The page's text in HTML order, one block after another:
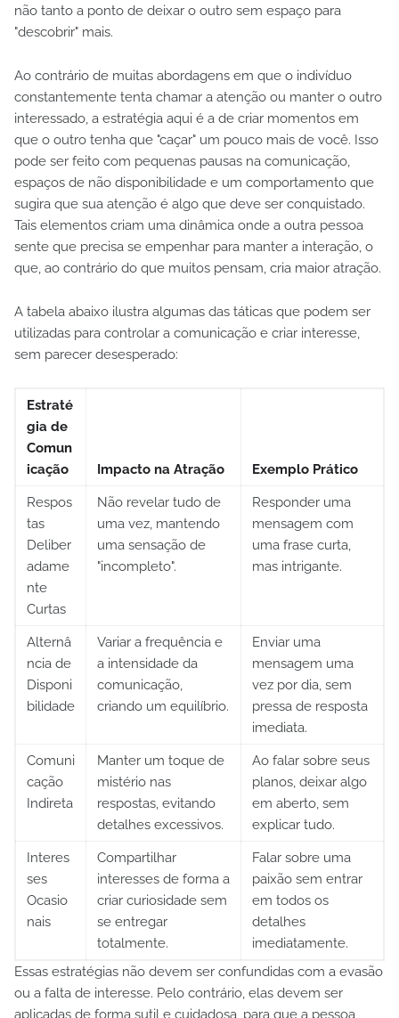
não tanto a ponto de deixar o outro sem espaço para
"descobrir" mais.
Ao contrário de muitas abordagens em que o indivíduo
constantemente tenta chamar a atenção ou manter o outro
interessado, a estratégia aqui é a de criar momentos em
que o outro tenha que "caçar" um pouco mais de você. Isso
pode ser feito com pequenas pausas na comunicação,
espaços de não disponibilidade e um comportamento que
sugira que sua atenção é algo que deve ser conquistado.
Tais elementos criam uma dinâmica onde a outra pessoa
sente que precisa se empenhar para manter a interação, o
que, ao contrário do que muitos pensam, cria maior atração.
A tabela abaixo ilustra algumas das táticas que podem ser
utilizadas para controlar a comunicação e criar interesse,
sem parecer desesperado:
Estraté
gia de
Comun
icação
Impacto na Atração Exemplo Prático
Respos
tas
Deliber
adame
nte
Curtas
Não revelar tudo de
uma vez, mantendo
uma sensação de
"incompleto".
Responder uma
mensagem com
uma frase curta,
mas intrigante.
Alternâ
ncia de
Disponi
bilidade
Variar a frequência e
a intensidade da
comunicação,
criando um equilíbrio.
Enviar uma
mensagem uma
vez por dia, sem
pressa de resposta
imediata.
Comuni
cação
Indireta
Manter um toque de
mistério nas
respostas, evitando
detalhes excessivos.
Ao falar sobre seus
planos, deixar algo
em aberto, sem
explicar tudo.
Interes
ses
Ocasio
nais
Compartilhar
interesses de forma a
criar curiosidade sem
se entregar
totalmente.
Falar sobre uma
paixão sem entrar
em todos os
detalhes
imediatamente.
Essas estratégias não devem ser confundidas com a evasão
ou a falta de interesse. Pelo contrário, elas devem ser
aplicadas de forma sutil e cuidadosa, para que a pessoa